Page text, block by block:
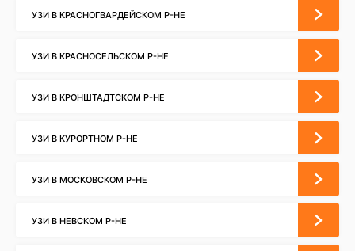
УЗИ В КРАСНОГВАРДЕЙСКОМ Р-НЕ
УЗИ В КРАСНОСЕЛЬСКОМ Р-НЕ
УЗИ В КРОНШТАДТСКОМ Р-НЕ
УЗИ В КУРОРТНОМ Р-НЕ
УЗИ В МОСКОВСКОМ Р-НЕ
УЗИ В НЕВСКОМ Р-НЕ